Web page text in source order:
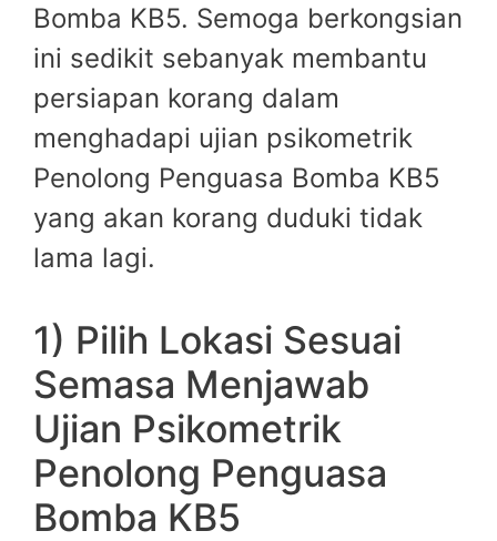
Bomba KB5. Semoga berkongsian
ini sedikit sebanyak membantu
persiapan korang dalam
menghadapi ujian psikometrik
Penolong Penguasa Bomba KB5
yang akan korang duduki tidak
lama lagi.
1) Pilih Lokasi Sesuai
Semasa Menjawab
Ujian Psikometrik
Penolong Penguasa
Bomba KB5